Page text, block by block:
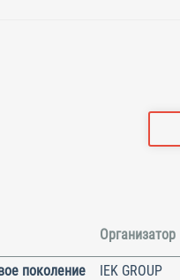
Организатор
поколение
IEK GROUP